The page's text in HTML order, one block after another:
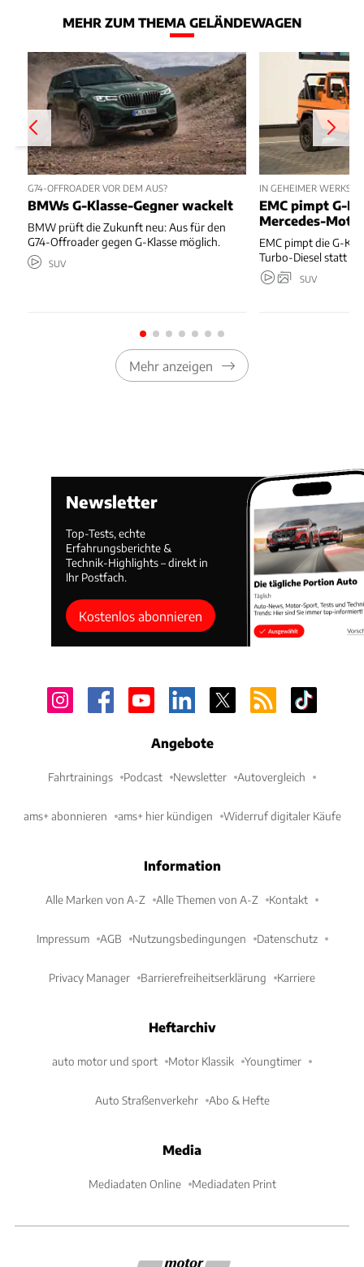
MEHR ZUM THEMA GELÄNDEWAGEN
G74-OFFROADER VOR DEM AUS?
BMWs G-Klasse-Gegner wackelt
BMW prüft die Zukunft neu: Aus für den
G74-Offroader gegen G-Klasse möglich.
SUV
IN GEHEIMER
EMC pimpt G-
Mercedes-
EMC pimpt die G-
Turbo-Diesel statt
SUV
Mehr anzeigen
Newsletter
Top-Tests, echte
Erfahrungsberichte &
Technik-Highlights – direkt in
Ihr Postfach.
Kostenlos abonnieren
Angebote
Fahrtrainings Podcast Newsletter Autovergleich
ams+ abonnieren ams+ hier kündigen Widerruf digitaler Käufe
Information
Alle Marken von A-Z Alle Themen von A-Z Kontakt
Impressum AGB Nutzungsbedingungen Datenschutz
Privacy Manager Barrierefreiheitserklärung Karriere
Heftarchiv
auto motor und sport Motor Klassik Youngtimer
Auto Straßenverkehr Abo & Hefte
Media
Mediadaten Online Mediadaten Print